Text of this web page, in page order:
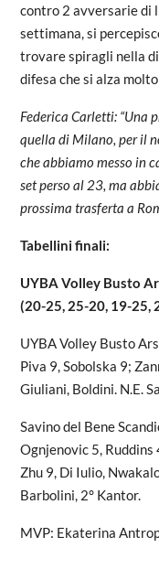
contro 2 avversarie di
settimana, si
trovare spiragli nella
difesa che si alza
Federica Carletti: “Una
quella di Milano, per il
che abbiamo messo in
set perso al 23, ma
prossima trasferta a
Tabellini finali:
UYBA Volley Busto
(20-25, 25-20, 19-25,
UYBA Volley Busto
Piva 9, Sobolska 9;
Giuliani, Boldini. N.E.
Savino del Bene
Ognjenovic 5,
Zhu 9, Di Iulio,
Barbolini, 2° Kantor.
MVP: Ekaterina